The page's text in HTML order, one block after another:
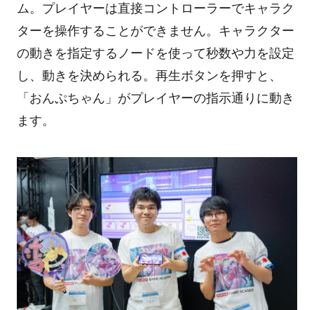
ム。プレイヤーは直接コントローラーでキャラク
ターを操作することができません。キャラクター
の動きを指定するノードを使って秒数や力を設定
し、動きを決められる。再生ボタンを押すと、
「おんぷちゃん」がプレイヤーの指示通りに動き
ます。